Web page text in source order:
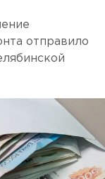
отправило